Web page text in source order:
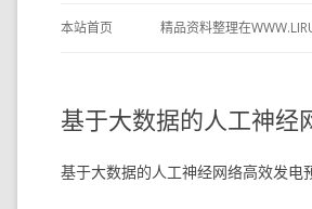
本站首页 精品资料整理在
基于大数据的人工神经
基于大数据的人工神经网络高效发电